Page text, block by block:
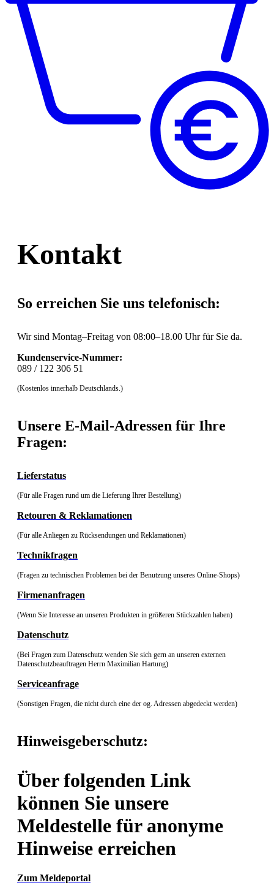
Kontakt
So erreichen Sie uns telefonisch:
Wir sind Montag–Freitag von 08:00–18.00 Uhr für Sie da.
Kundenservice-Nummer:
089 / 122 306 51
(Kostenlos innerhalb Deutschlands.)
Unsere E-Mail-Adressen für Ihre
Fragen:
Lieferstatus
(Für alle Fragen rund um die Lieferung Ihrer Bestellung)
Retouren & Reklamationen
(Für alle Anliegen zu Rücksendungen und Reklamationen)
Technikfragen
(Fragen zu technischen Problemen bei der Benutzung unseres Online-Shops)
Firmenanfragen
(Wenn Sie Interesse an unseren Produkten in größeren Stückzahlen haben)
Datenschutz
(Bei Fragen zum Datenschutz wenden Sie sich gern an unseren externen
Datenschutzbeauftragen Herrn Maximilian Hartung)
Serviceanfrage
(Sonstigen Fragen, die nicht durch eine der og. Adressen abgedeckt werden)
Hinweisgeberschutz:
Über folgenden Link
können Sie unsere
Meldestelle für anonyme
Hinweise erreichen
Zum Meldeportal